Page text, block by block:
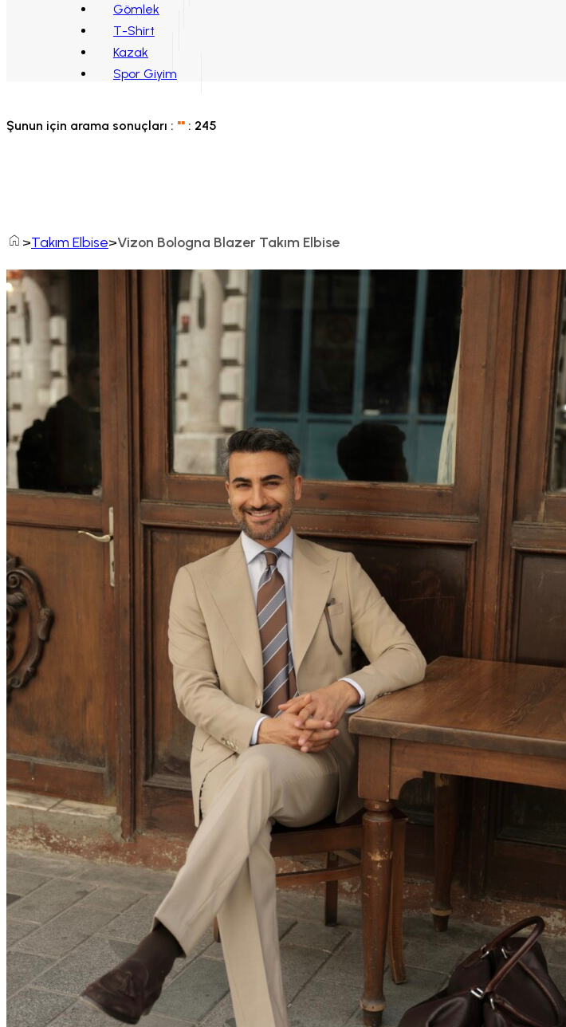
Gömlek
T-Shirt
Kazak
Spor Giyim
Şunun için arama sonuçları : "" : 245
HomeTakım Elbise Vizon Bologna Blazer Takım Elbise